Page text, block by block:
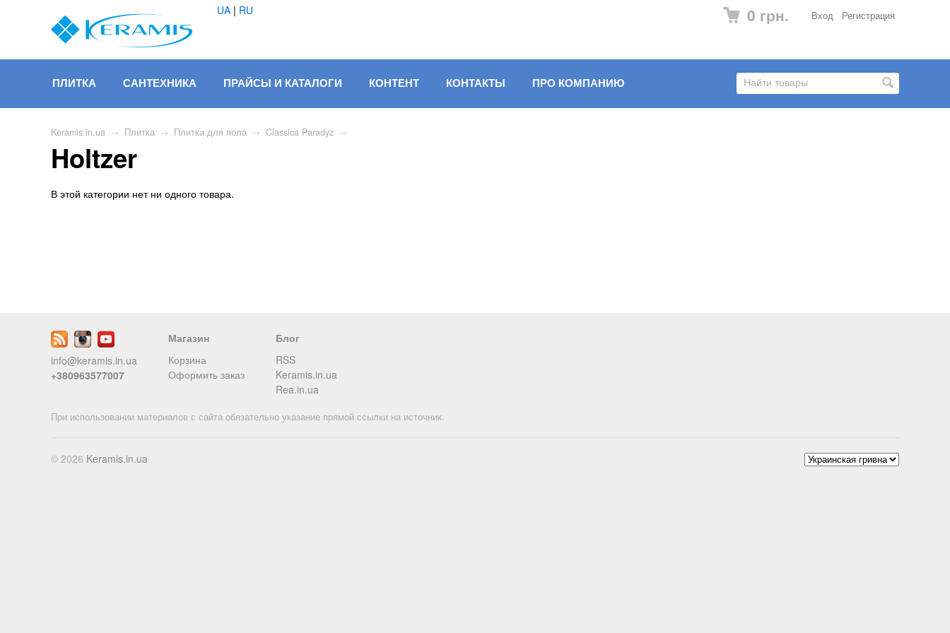
Вход Регистрация
0 грн.
UA | RU
ПЛИТКА САНТЕХНИКА ПРАЙСЫ И КАТАЛОГИ КОНТЕНТ КОНТАКТЫ ПРО КОМПАНИЮ
Keramis.in.ua → Плитка → Плитка для пола → Classica Paradyz →
Holtzer
В этой категории нет ни одного товара.
info@keramis.in.ua
+380963577007
Магазин
Корзина
Оформить заказ
Блог
RSS
Keramis.in.ua
Rea.in.ua
При использовании материалов с сайта обязательно указание прямой ссылки на источник.
© 2026 Keramis.in.ua